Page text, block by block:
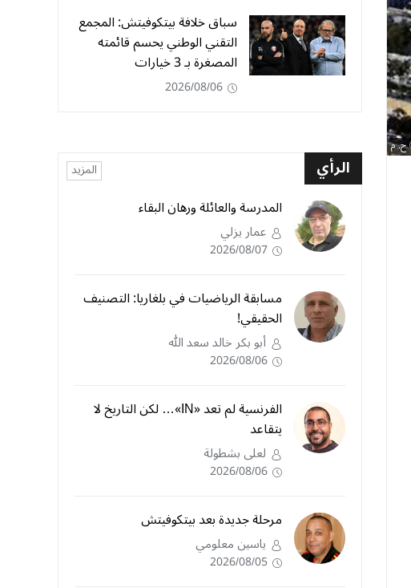
ح. م
سباق خلافة بيتكوفيتش: المجمع
التقني الوطني يحسم قائمته
المصغرة بـ 3 خيارات
2026/08/06
الرأي المزيد
المدرسة والعائلة ورهان البقاء
عمار يزلي
2026/08/07
مسابقة الرياضيات في بلغاريا: التصنيف
الحقيقي!
أبو بكر خالد سعد الله
2026/08/06
الفرنسية لم تعد «IN»… لكن التاريخ لا
يتقاعد
لعلى بشطولة
2026/08/06
مرحلة جديدة بعد بيتكوفيتش
ياسين معلومي
2026/08/05